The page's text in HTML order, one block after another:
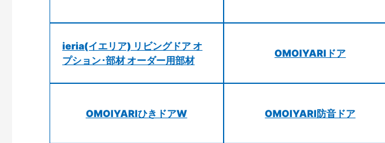
ieria(イエリア) リビングドア オ
プション･部材 オーダー用部材
OMOIYARIドア
OMOIYARIひきドアW OMOIYARI防音ドア